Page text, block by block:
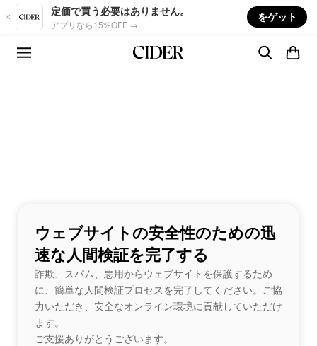
Skip to main content
定価で買う必要はありません。
アプリなら15%OFF →
をゲット
ウェブサイトの安全性のための迅
速な人間検証を完了する
詐欺、スパム、悪用からウェブサイトを保護するため
に、簡単な人間検証プロセスを完了してください。ご協
力いただき、安全なオンライン環境に貢献していただけ
ます。
ご支援ありがとうございます。